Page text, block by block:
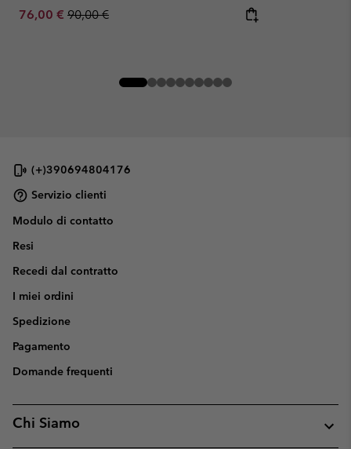
Sale price:
76,00 € Regular price:
90,00 €
(+)390694804176
Servizio clienti
Modulo di contatto
Resi
Recedi dal contratto
I miei ordini
Spedizione
Pagamento
Domande frequenti
Chi Siamo